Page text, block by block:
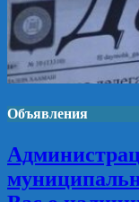
Объявления